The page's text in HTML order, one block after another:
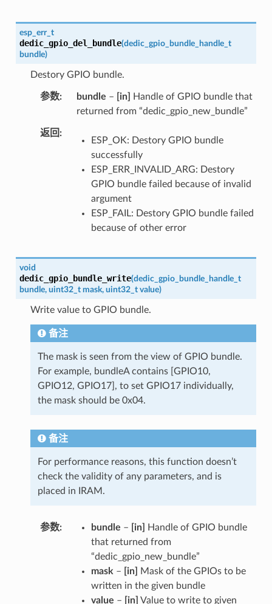
esp_err_t
dedic_gpio_del_bundle(dedic_gpio_bundle_handle_t
bundle)
Destory GPIO bundle.
参数 bundle – [in]
Handle of GPIO bundle that
returned from “dedic_gpio_new_bundle”
返回
ESP_OK: Destory GPIO bundle
successfully
ESP_ERR_INVALID_ARG: Destory
GPIO bundle failed because of invalid
argument
ESP_FAIL: Destory GPIO bundle failed
because of other error
void
dedic_gpio_bundle_write(dedic_gpio_bundle_handle_t
bundle, uint32_t mask, uint32_t value)
Write value to GPIO bundle.
备注
The mask is seen from the view of GPIO bundle.
For example, bundleA contains [GPIO10,
GPIO12, GPIO17], to set GPIO17 individually,
the mask should be 0x04.
备注
For performance reasons, this function doesn’t
check the validity of any parameters, and is
placed in IRAM.
参数 bundle – [in]
Handle of GPIO bundle
that returned from
“dedic_gpio_new_bundle”
mask – [in]
Mask of the GPIOs to be
written in the given bundle
value – [in] Value to write to given